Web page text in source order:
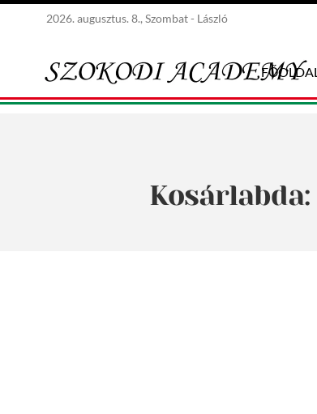
2026. augusztus. 8., Szombat - László
Kosárlabda: